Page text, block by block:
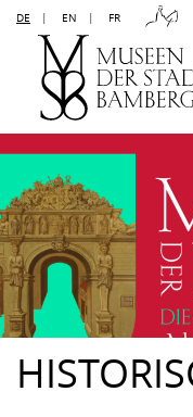
DE EN FR
Kontakt Sitemap
Disclaimer
Presse